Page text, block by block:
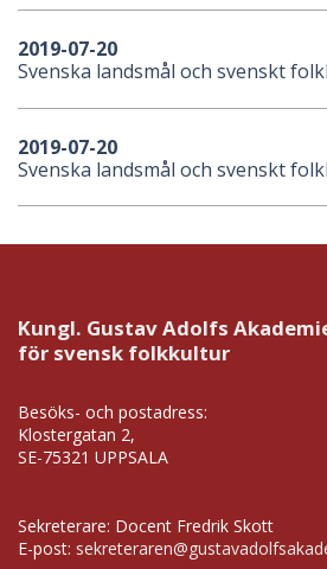
2019-07-20
Svenska landsmål och svenskt
2019-07-20
Svenska landsmål och svenskt
Kungl. Gustav Adolfs
för svensk folkkultur
Besöks- och postadress:
Klostergatan 2,
SE-75321 UPPSALA
Sekreterare: Docent Fredrik Skott
E-post: